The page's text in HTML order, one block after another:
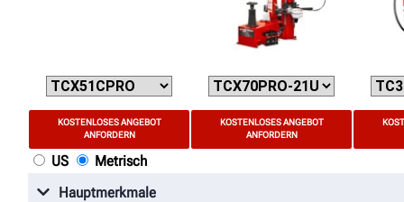
KOSTENLOSES ANGEBOT
ANFORDERN
KOSTENLOSES ANGEBOT
ANFORDERN
US
Metrisch
Hauptmerkmale